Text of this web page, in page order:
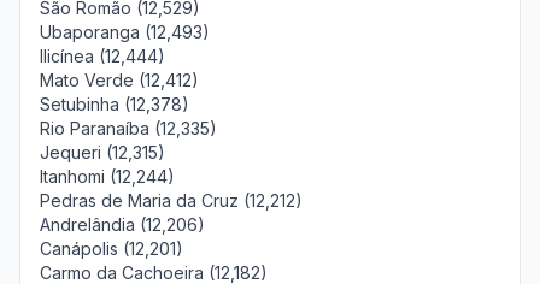
São Romão (12,529)
Ubaporanga (12,493)
Ilicínea (12,444)
Mato Verde (12,412)
Setubinha (12,378)
Rio Paranaíba (12,335)
Jequeri (12,315)
Itanhomi (12,244)
Pedras de Maria da Cruz (12,212)
Andrelândia (12,206)
Canápolis (12,201)
Carmo da Cachoeira (12,182)